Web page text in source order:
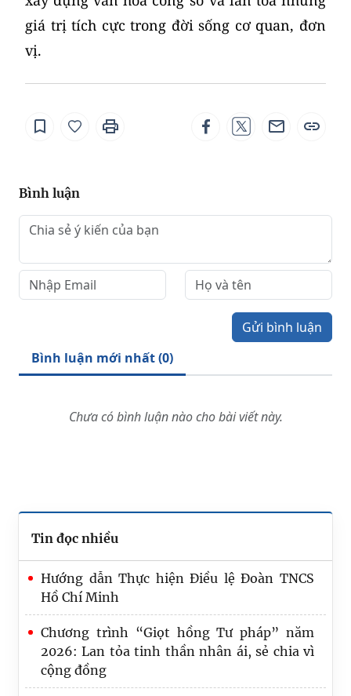
giá trị tích cực trong đời sống cơ quan, đơn
vị.
Bình luận
Gửi bình luận
Bình luận mới nhất (0)
Chưa có bình luận nào cho bài viết này.
Tin đọc nhiều
Hướng dẫn Thực hiện Điều lệ Đoàn TNCS
Hồ Chí Minh
Chương trình “Giọt hồng Tư pháp” năm
2026: Lan tỏa tinh thần nhân ái, sẻ chia vì
cộng đồng